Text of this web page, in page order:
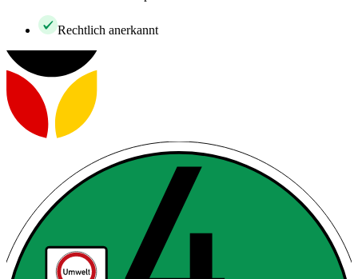
Rechtlich anerkannt